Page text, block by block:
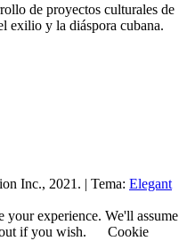
de proyectos culturales de
exilio y la diáspora cubana.
Inc., 2021. | Tema: Elegant
your experience. We'll assume
if you wish.
Cookie